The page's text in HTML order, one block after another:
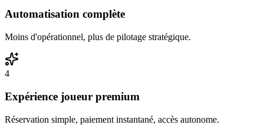
Automatisation complète
Moins d'opérationnel, plus de pilotage stratégique.
4
Expérience joueur premium
Réservation simple, paiement instantané, accès autonome.